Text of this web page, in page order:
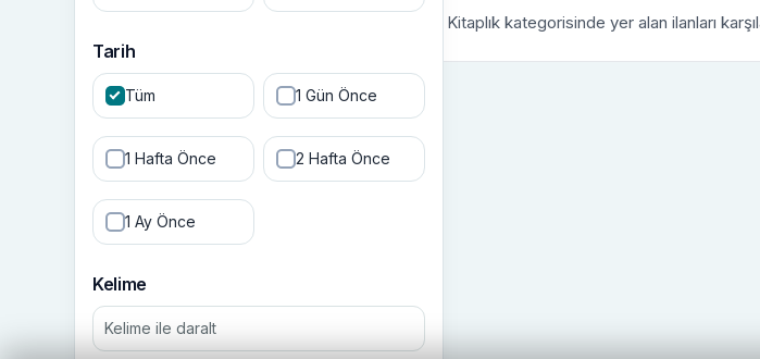
Tarih
Tüm 1 Gün Önce
1 Hafta Önce 2 Hafta Önce
1 Ay Önce
Kelime
Kitaplık kategorisinde yer alan ilanları